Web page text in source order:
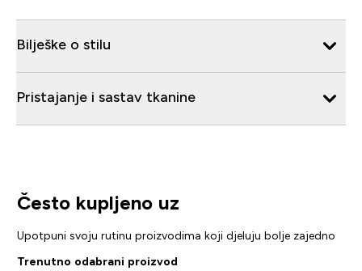
Bilješke o stilu
Pristajanje i sastav tkanine
Često kupljeno uz
Upotpuni svoju rutinu proizvodima koji djeluju bolje zajedno
Trenutno odabrani proizvod